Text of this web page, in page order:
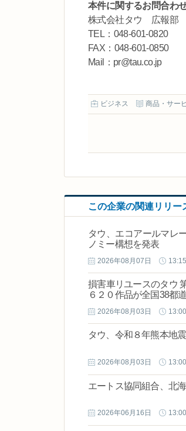
本件に関するお問合わ
株式会社タウ 広報部
TEL：048-601-0820
FAX：048-601-0850
Mail：pr@tau.co.jp
ビジネス 商品・サー
この企業の関連リリー
タウ、エコアールマレ
ノミー構想を発表
2026年08月07日 13:15
損害車リユースのタウ
６２０作品が全国38都
2026年08月03日 13:00
タウ、令和８年熊本地
2026年08月03日 13:00
エートス協同組合、北
2026年06月16日 13:00